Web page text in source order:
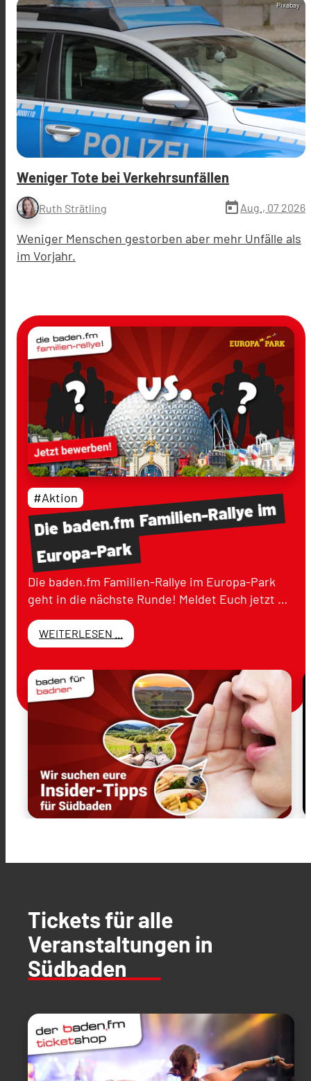
Pixabay
Weniger Tote bei Verkehrsunfällen
Ruth Strätling today Aug., 07 2026
Weniger Menschen gestorben aber mehr Unfälle als
im Vorjahr.
Diebaden.fmFamilien-Rallyeim
Europa-Park
#Aktion
Die baden.fm Familien-Rallye im Europa-Park
geht in die nächste Runde! Meldet Euch jetzt …
WEITERLESEN ...
Tickets für alle
Veranstaltungen in
Südbaden